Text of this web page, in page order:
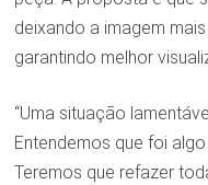
deixando a imagem
garantindo melhor
“Uma situação
Entendemos que foi
Teremos que refazer